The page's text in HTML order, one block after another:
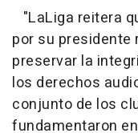
"LaLiga reitera
por su presidente
preservar la
los derechos
conjunto de los
fundamentaron